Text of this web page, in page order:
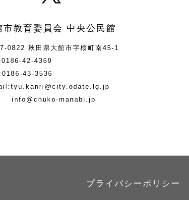
市教育委員会 中央公民館
0822 秋田県大館市字桜町南45-1
42-4369
43-3536
info@chuko-manabi.jp
プライバシーポリシー